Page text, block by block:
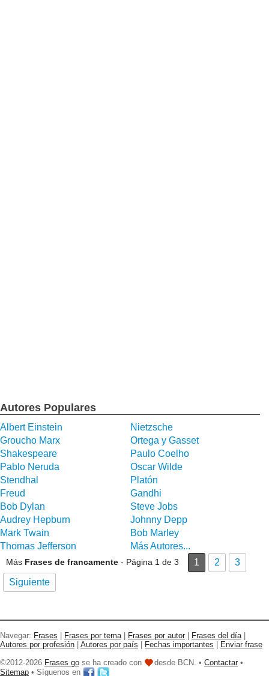
Autores Populares
Albert Einstein
Nietzsche
Groucho Marx
Ortega y Gasset
Shakespeare
Paulo Coelho
Pablo Neruda
Oscar Wilde
Stendhal
Platón
Freud
Gandhi
Bob Dylan
Steve Jobs
Audrey Hepburn
Johnny Depp
Mark Twain
Bob Marley
Thomas Jefferson
Más Autores...
Más Frases de francamente - Página 1 de 3 1 2
3
Siguiente
Navegar: Frases Frases por tema| Frases por autor Frases del día|
Autores por profesión
Autores por país Fechas importantes
Enviar frase
©2012-2026 Frases go se ha creado con desde BCN. • Contactar •
Sitemap • Síguenos en